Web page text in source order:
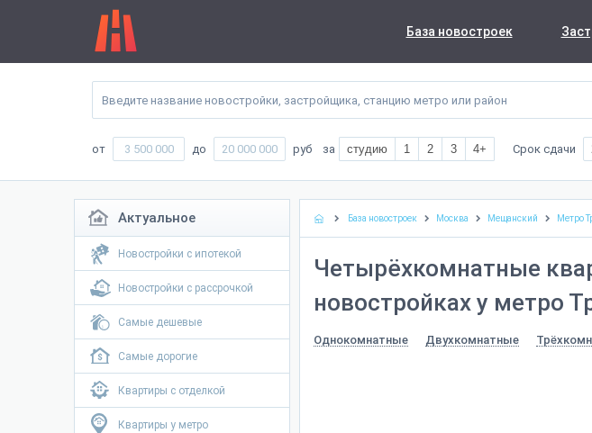
База новостроек
от до руб за студию 1 2 3 4+ Срок сдачи
Актуальное
Новостройки с ипотекой
Новостройки с рассрочкой
Самые дешевые
Самые дорогие
Квартиры с отделкой
Квартиры у метро
База новостроек Москва Мещанский Метро
Четырёхкомнатные
новостройках у метро
Однокомнатные Двухкомнатные